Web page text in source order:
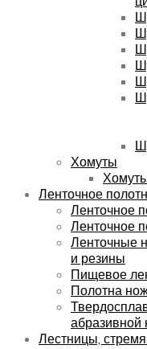
Хомуты
Ленточное
Ленточное
Ленточное
Ленточные
и резины
Пищевое
Полотна
абразивной
Лестницы,